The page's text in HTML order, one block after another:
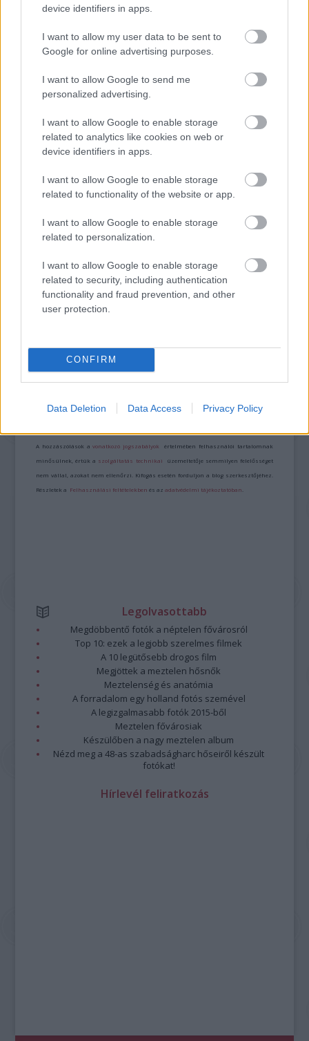
device identifiers in apps.
I want to allow my user data to be sent to
Google for online advertising purposes.
I want to allow Google to send me
personalized advertising.
I want to allow Google to enable storage
related to analytics like cookies on web or
device identifiers in apps.
I want to allow Google to enable storage
related to functionality of the website or app.
I want to allow Google to enable storage
related to personalization.
I want to allow Google to enable storage
related to security, including authentication
functionality and fraud prevention, and other
user protection.
CONFIRM
Data Deletion Data Access Privacy Policy
AZ EMBERSÉG ÜNNEPE
EGY VÁLOGATOTT TÁRSASÁGRA”
A bejegyzés trackback címe:
https://kulturpart.hu/api/trackback/id/7866438
Kommentek:
A hozzászólások avonatkozó jogszabályok értelmében felhasználói tartalomnak
minősülnek, értük a szolgáltatás technikai üzemeltetője semmilyen felelősséget
nem vállal, azokat nem ellenőrzi. Kifogás esetén forduljon a blog szerkesztőjéhez.
Részletek a Felhasználási feltételekben és azadatvédelmi tájékoztatóban
Legolvasottabb
Megdöbbentő fotók a néptelen fővárosról
Top 10: ezek a legjobb szerelmes filmek
A 10 legütősebb drogos film
Megjöttek a meztelen hősnők
Meztelenség és anatómia
A forradalom egy holland fotós szemével
A legizgalmasabb fotók 2015-ből
Meztelen fővárosiak
Készülőben a nagy meztelen album
Nézd meg a 48-as szabadságharc hőseiről készült
fotókat!
Hírlevél feliratkozás